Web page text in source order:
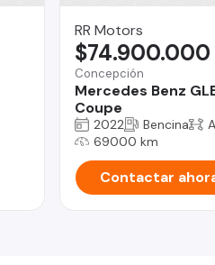
RR Motors
Concepción
Mercedes Benz
Coupe
$74.900.000
2022 Bencina
69000 km
Contactar